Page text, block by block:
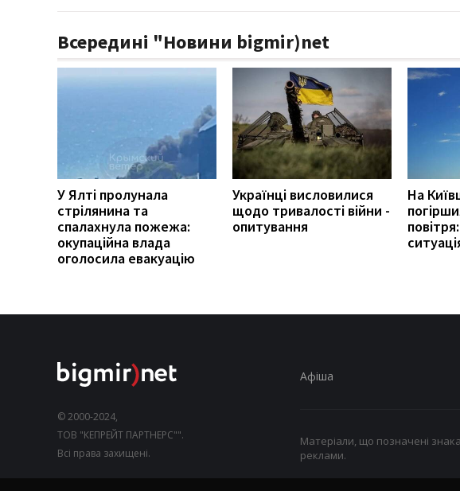
Всередині "Новини bigmir)net
У Ялті пролунала
стрілянина та
спалахнула пожежа:
окупаційна влада
оголосила евакуацію
Українці висловилися
щодо тривалості війни -
опитування
На
© 2000-2024,
ТОВ "КЕПРЕЙТ ПАРТНЕРС"".
Всі права захищені.
Афіша
Матеріали, що позначені
реклами.